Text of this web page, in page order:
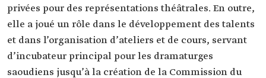
privées pour des représentations théâtrales. En outre,
elle a joué un rôle dans le développement des talents
et dans l’organisation d’ateliers et de cours, servant
d’incubateur principal pour les dramaturges
saoudiens jusqu’à la création de la Commission du